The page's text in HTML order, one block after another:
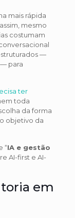
mais rápida
mesmo
costumam
—
para
ter
toda
da forma
objetivo da
“IA e gestão
AI-first e AI-
em